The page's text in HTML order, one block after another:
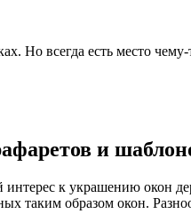
всегда есть место чему-
и
к украшению окон
таким образом окон.